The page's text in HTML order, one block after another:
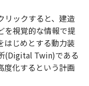
リックすると、建造
を視覚的な情報で提
はじめとする動力装
(Digital Twin)である
度化するという計画